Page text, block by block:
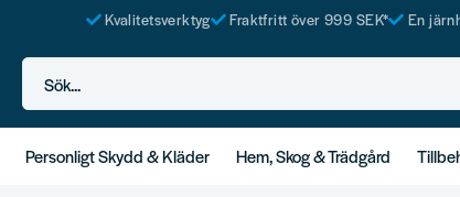
Kvalitetsverktyg Fraktfritt över 999 SEK* En
Sök...
Personligt Skydd & Kläder Hem, Skog & Trädgård